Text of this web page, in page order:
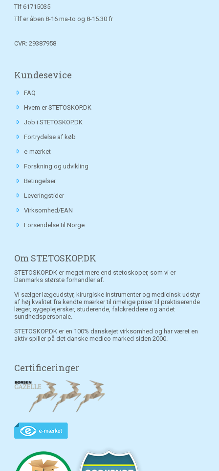
Tlf 61715035
Tlf er åben 8-16 ma-to og 8-15.30 fr
CVR: 29387958
Kundesevice
FAQ
Hvem er STETOSKOP.DK
Job i STETOSKOP.DK
Fortrydelse af køb
e-mærket
Forskning og udvikling
Betingelser
Leveringstider
Virksomhed/EAN
Forsendelse til Norge
Om STETOSKOP.DK
STETOSKOP.DK er meget mere end stetoskoper, som vi er
Danmarks største forhandler af.
Vi sælger lægeudstyr, kirurgiske instrumenter og medicinsk udstyr
af høj kvalitet fra kendte mærker til rimelige priser til praktiserende
læger, sygeplejersker, studerende, falckreddere og andet
sundhedspersonale.
STETOSKOP.DK er en 100% danskejet virksomhed og har været en
aktiv spiller på det danske medico marked siden 2000.
Certificeringer